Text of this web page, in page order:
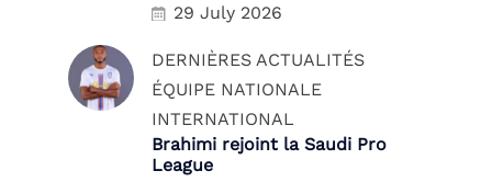
29 July 2026
DERNIÈRES ACTUALITÉS
ÉQUIPE NATIONALE
INTERNATIONAL
Brahimi rejoint la Saudi Pro
League